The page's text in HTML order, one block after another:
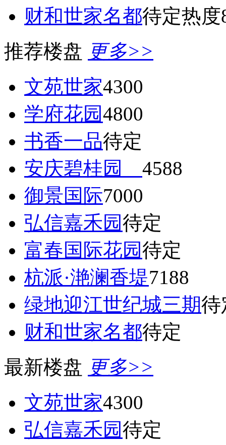
财和世家名都待定热度
推荐楼盘 更多>>
文苑世家4300
学府花园4800
书香一品待定
安庆碧桂园 4588
御景国际7000
弘信嘉禾园待定
富春国际花园待定
杭派·滟澜香堤7188
绿地迎江世纪城三期待
财和世家名都待定
最新楼盘 更多>>
文苑世家4300
弘信嘉禾园待定